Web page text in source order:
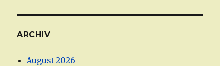
ARCHIV
August 2026